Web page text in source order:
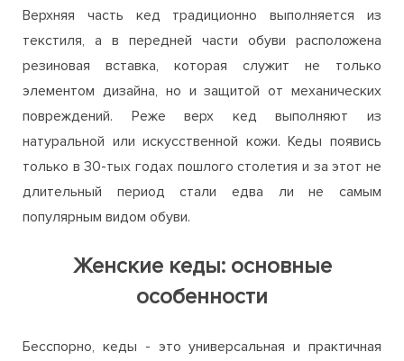
Верхняя часть кед традиционно выполняется из
текстиля, а в передней части обуви расположена
резиновая вставка, которая служит не только
элементом дизайна, но и защитой от механических
повреждений. Реже верх кед выполняют из
натуральной или искусственной кожи. Кеды появись
только в 30-тых годах пошлого столетия и за этот не
длительный период стали едва ли не самым
популярным видом обуви.
Женские кеды: основные
особенности
Бесспорно, кеды - это универсальная и практичная